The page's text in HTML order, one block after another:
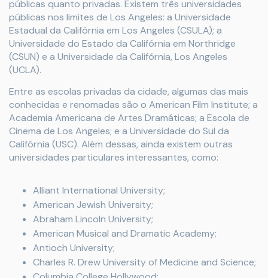
públicas quanto privadas. Existem três universidades
públicas nos limites de Los Angeles: a Universidade
Estadual da Califórnia em Los Angeles (CSULA); a
Universidade do Estado da Califórnia em Northridge
(CSUN) e a Universidade da Califórnia, Los Angeles
(UCLA).
Entre as escolas privadas da cidade, algumas das mais
conhecidas e renomadas são o American Film Institute; a
Academia Americana de Artes Dramáticas; a Escola de
Cinema de Los Angeles; e a Universidade do Sul da
Califórnia (USC). Além dessas, ainda existem outras
universidades particulares interessantes, como:
Alliant International University;
American Jewish University;
Abraham Lincoln University;
American Musical and Dramatic Academy;
Antioch University;
Charles R. Drew University of Medicine and Science;